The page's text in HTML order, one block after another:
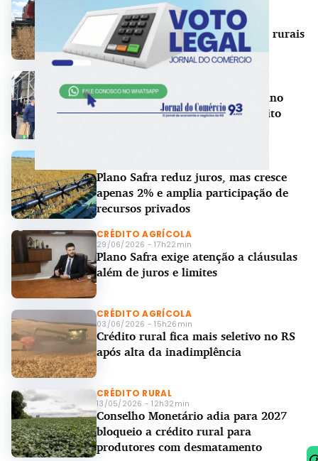
07/07/2026 - 15h38min
Impasse entre União e bancada
ruralista adia revisão de dívidas rurais
30/06/2026 - 15h14min
Setor vê avanço nos juros do Plano
Safra, mas cobra acesso ao crédito
Plano Safra reduz juros, mas cresce
apenas 2% e amplia participação de
recursos privados
CRÉDITO AGRÍCOLA
29/06/2026 - 17h22min
Plano Safra exige atenção a cláusulas
além de juros e limites
CRÉDITO AGRÍCOLA
03/06/2026 - 15h26min
Crédito rural fica mais seletivo no RS
após alta da inadimplência
CRÉDITO RURAL
13/05/2026 - 12h32min
Conselho Monetário adia para 2027
bloqueio a crédito rural para
produtores com desmatamento